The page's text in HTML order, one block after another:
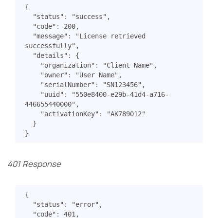
{
"status" : "success" ,
"code" : 200,
"message" :
"License retrieved
successfully" ,
"details" :
{
"organization" : "Client Name" ,
"owner" : "User Name" ,
"serialNumber" : "SN123456" ,
"uuid" :
"550e8400-e29b-41d4-a716-
446655440000" ,
"activationKey" :
"AK789012"
}
}
401 Response
{
"status" : "error" ,
"code" : 401 ,